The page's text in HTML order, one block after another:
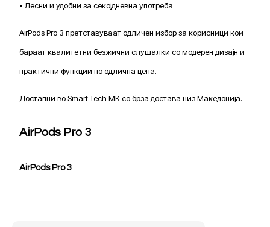
• Лесни и удобни за секојдневна употреба
AirPods Pro 3 претставуваат одличен избор за корисници кои
бараат квалитетни безжични слушалки со модерен дизајн и
практични функции по одлична цена.
Достапни во Smart Tech MK со брза достава низ Македонија.
AirPods Pro 3
AirPods Pro 3